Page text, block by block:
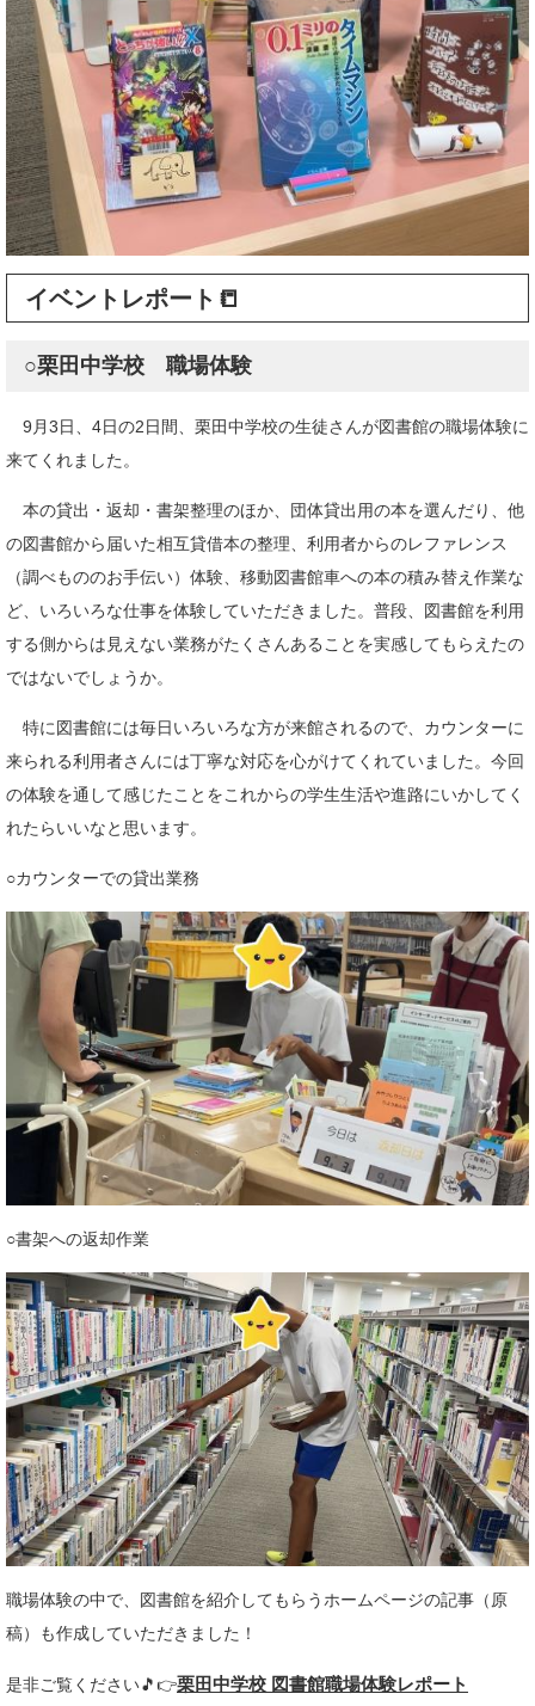
イベントレポート📒
○栗田中学校 職場体験
9月3日、4日の2日間、栗田中学校の生徒さんが図書館の職場体験に
来てくれました。
本の貸出・返却・書架整理のほか、団体貸出用の本を選んだり、他
の図書館から届いた相互貸借本の整理、利用者からのレファレンス
（調べもののお手伝い）体験、移動図書館車への本の積み替え作業な
ど、いろいろな仕事を体験していただきました。普段、図書館を利用
する側からは見えない業務がたくさんあることを実感してもらえたの
ではないでしょうか。
特に図書館には毎日いろいろな方が来館されるので、カウンターに
来られる利用者さんには丁寧な対応を心がけてくれていました。今回
の体験を通して感じたことをこれからの学生生活や進路にいかしてく
れたらいいなと思います。
○カウンターでの貸出業務
○書架への返却作業
職場体験の中で、図書館を紹介してもらうホームページの記事（原
稿）も作成していただきました！
是非ご覧ください🎵👉栗田中学校 図書館職場体験レポート